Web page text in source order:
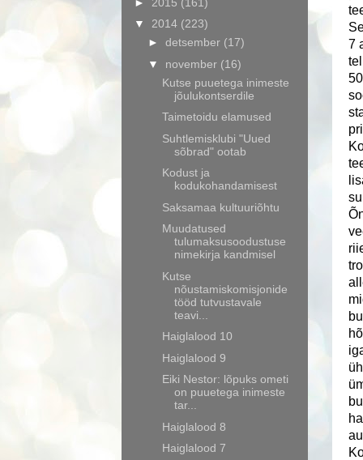
7
▼ 2014 (223)
► detsember (17)
▼ november (16)
Kutse puuetega inimeste
jõulukontserdile
Taimetoidu elamused
Suhtlemisklubi "Uued
sõbrad" ootab
Kodust ja
kodukohandamisest
Saksamaa kultuuriõhtu
Muudatused
tulumaksusoodustuse
nimekirja kandmisel
Kutse
nõustamiskomisjonide
tööd tutvustavale
teavi...
Haiglalood 10
Haiglalood 9
Eiki Nestor: lõpuks ometi
on puuetega inimeste
tar...
Haiglalood 8
Haiglalood 7